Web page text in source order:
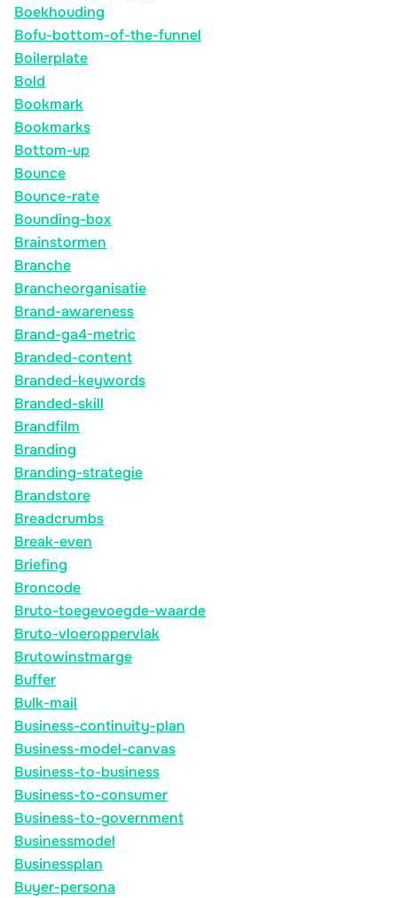
Boekhouding
Bofu-bottom-of-the-funnel
Boilerplate
Bold
Bookmark
Bookmarks
Bottom-up
Bounce
Bounce-rate
Bounding-box
Brainstormen
Branche
Brancheorganisatie
Brand-awareness
Brand-ga4-metric
Branded-content
Branded-keywords
Branded-skill
Brandfilm
Branding
Branding-strategie
Brandstore
Breadcrumbs
Break-even
Briefing
Broncode
Bruto-toegevoegde-waarde
Bruto-vloeroppervlak
Brutowinstmarge
Buffer
Bulk-mail
Business-continuity-plan
Business-model-canvas
Business-to-business
Business-to-consumer
Business-to-government
Businessmodel
Businessplan
Buyer-persona